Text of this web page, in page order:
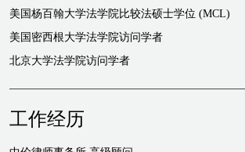
美国杨百翰大学法学院比较法硕士学位 (MCL)
美国密西根大学法学院访问学者
北京大学法学院访问学者
工作经历